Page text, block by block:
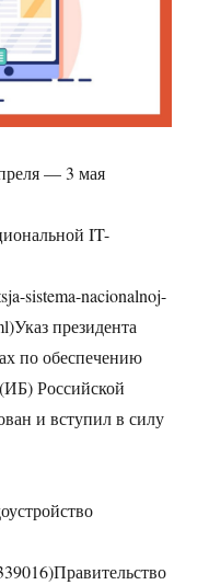
— 3 мая
IT-
sistema-nacionalnoj-
президента
по обеспечению
Российской
и вступил в силу